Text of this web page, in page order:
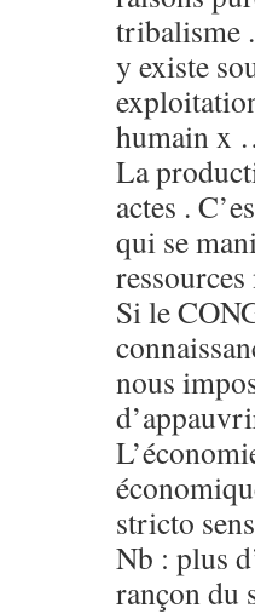
tribalisme
y existe
humain x
La
actes .
qui se
Si le
nous
stricto
Nb : plus
rançon du